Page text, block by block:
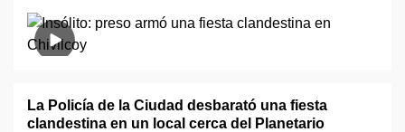
La Policía de la Ciudad desbarató una fiesta
clandestina en un local cerca del Planetario